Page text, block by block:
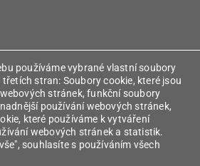
společenství
používáme vybrané vlastní soubory
stran: Soubory cookie, které jsou
stránek, funkční soubory
používání webových stránek,
které používáme k vytváření
webových stránek a statistik.
souhlasíte s používáním všech